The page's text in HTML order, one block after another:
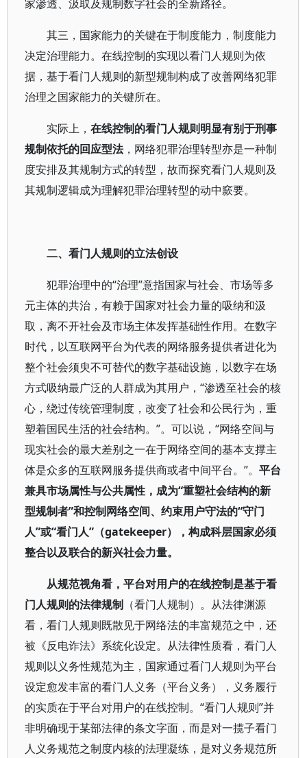
家渗透、汲取及规制数字社会的全新路径。
其三，国家能力的关键在于制度能力，制度能力
决定治理能力。在线控制的实现以看门人规则为依
据，基于看门人规则的新型规制构成了改善网络犯罪
治理之国家能力的关键所在。
实际上， 在线控制的看门人规则明显有别于刑事
规制依托的回应型法，网络犯罪治理转型亦是一种制
度安排及其规制方式的转型，故而探究看门人规则及
其规制逻辑成为理解犯罪治理转型的动中窾要。
二、看门人规则的立法创设
犯罪治理中的“治理”意指国家与社会、市场等多
元主体的共治，有赖于国家对社会力量的吸纳和汲
取，离不开社会及市场主体发挥基础性作用。在数字
时代，以互联网平台为代表的网络服务提供者进化为
整个社会须臾不可替代的数字基础设施，以数字在场
方式吸纳最广泛的人群成为其用户，“渗透至社会的核
心，绕过传统管理制度，改变了社会和公民行为，重
塑着国民生活的社会结构。”。可以说，“网络空间与
现实社会的最大差别之一在于网络空间的基本支撑主
体是众多的互联网服务提供商或者中间平台。”。 平台
兼具市场属性与公共属性，成为“重塑社会结构的新
型规制者”和控制网络空间、约束用户守法的“守门
人”或“看门人”（gatekeeper），构成科层国家必须
整合以及联合的新兴社会力量。
从规范视角看，平台对用户的在线控制是基于看
门人规则的法律规制 （看门人规制）。从法律渊源
看，看门人规则既散见于网络法的丰富规范之中，还
被《反电诈法》系统化设定。从法律性质看，看门人
规则以义务性规范为主，国家通过看门人规则为平台
设定愈发丰富的看门人义务（平台义务），义务履行
的实质在于平台对用户的在线控制。“看门人规则”并
非明确现于某部法律的条文字面，而是对一揽子看门
人义务规范之制度内核的法理凝练，是对义务规范所